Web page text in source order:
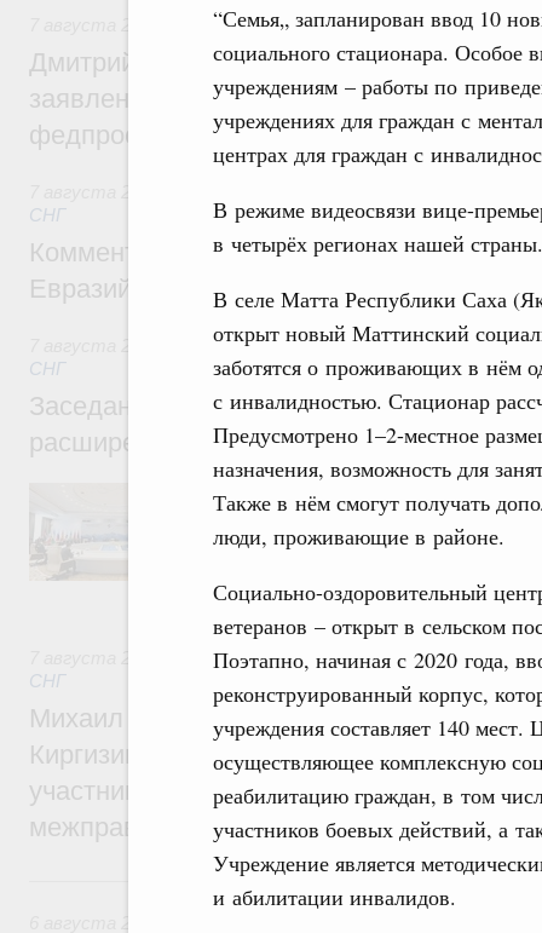
“Семья„ запланирован ввод 10
социального стационара. Особое
учреждениям – работы по
учреждениях для граждан с
центрах для граждан с
В режиме видеосвязи вице-
в четырёх регионах нашей
В селе Матта Республики Саха
открыт новый Маттинский
заботятся о проживающих в нём
с инвалидностью. Стационар
Предусмотрено 1–2-местное
назначения, возможность для
Также в нём смогут получать
люди, проживающие в районе.
Социально-оздоровительный
ветеранов – открыт в сельском
Поэтапно, начиная с 2020 года,
реконструированный корпус,
учреждения составляет 140
осуществляющее комплексную
реабилитацию граждан, в том
участников боевых действий, а
Учреждение является
и абилитации инвалидов.
Среднее профессиональное образование
Дмитрий Чернышенко: Установлен
заявлений от абитуриентов колледжей и
федпроекта «Профессионалитет»
СНГ
Комментарий Алексея Оверчука по
Евразийского межправительственного
Евразийский экономический союз.
СНГ
Заседание Евразийского
расширенном составе
числе совершенствование кооперации в
регулирования и администрирования,
обеспечение продовольственной
рынка.
Евразийский экономический союз.
СНГ
Михаил Мишустин принял участие во
Киргизии Садыра Жапарова с главами
участников заседания Евразийского
межправительственного совета
6 августа, четверг